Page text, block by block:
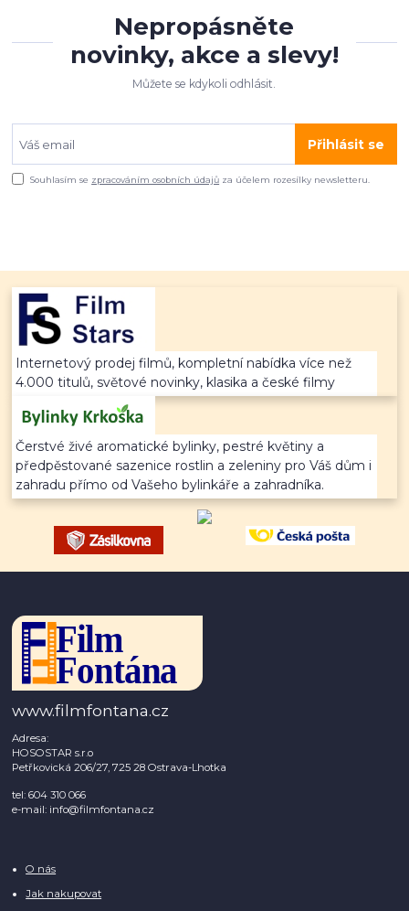
Nepropásněte
novinky, akce a slevy!
Můžete se kdykoli odhlásit.
Přihlásit se
Souhlasím se zpracováním osobních údajů za účelem rozesílky newsletteru.
Internetový prodej filmů, kompletní nabídka více než
4.000 titulů, světové novinky, klasika a české filmy
Čerstvé živé aromatické bylinky, pestré květiny a
předpěstované sazenice rostlin a zeleniny pro Váš dům i
zahradu přímo od Vašeho bylinkáře a zahradníka.
www.filmfontana.cz
Adresa:
HOSOSTAR s.r.o
Petřkovická 206/27, 725 28 Ostrava-Lhotka
tel: 604 310 066
e-mail: info@filmfontana.cz
O nás
Jak nakupovat